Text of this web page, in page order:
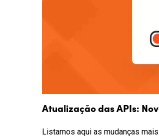
Atualização das APIs:
Listamos aqui as mudanças